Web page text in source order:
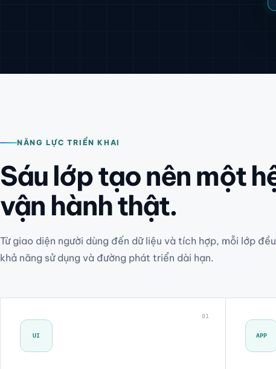
NĂNG LỰC TRIỂN KHAI
Sáu lớp tạo nên một
vận hành thật.
Từ giao diện người dùng đến dữ liệu và tích hợp, mỗi lớp
khả năng sử dụng và đường phát triển dài hạn.
01
UI APP